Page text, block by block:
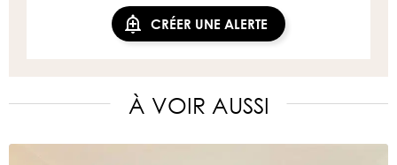
CRÉER UNE ALERTE
À VOIR AUSSI